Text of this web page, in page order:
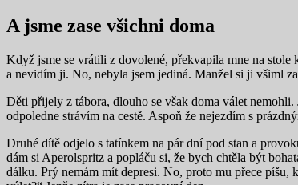
A jsme zase všichni doma
Když jsme se vrátili z dovolené, překvapila mne na stole
a nevidím ji. No, nebyla jsem jediná. Manžel si ji všiml
Děti přijely z tábora, dlouho se však doma válet
odpoledne strávím na cestě. Aspoň že nejezdím s
Druhé dítě odjelo s tatínkem na pár dní pod stan a
dám si Aperolspritz a popláču si, že bych chtěla být
dálku. Prý nemám mít depresi. No, proto mu přece píšu,